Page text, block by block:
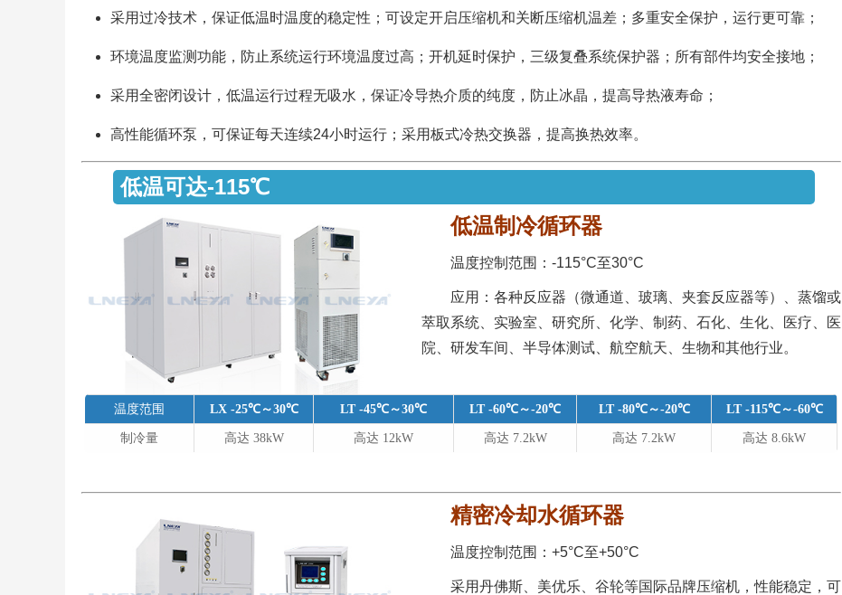
采用过冷技术，保证低温时温度的稳定性；可设定开启压缩机和关断压缩机温差；多重安全保护，运行更可靠；
环境温度监测功能，防止系统运行环境温度过高；开机延时保护，三级复叠系统保护器；所有部件均安全接地；
采用全密闭设计，低温运行过程无吸水，保证冷导热介质的纯度，防止冰晶，提高导热液寿命；
高性能循环泵，可保证每天连续24小时运行；采用板式冷热交换器，提高换热效率。
低温可达-115℃
低温制冷循环器
温度控制范围：-115°C至30°C
应用：各种反应器（微通道、玻璃、夹套反应器等）、蒸馏或
萃取系统、实验室、研究所、化学、制药、石化、生化、医疗、医
院、研发车间、半导体测试、航空航天、生物和其他行业。
温度范围 LX -25℃～30℃ LT -45℃～30℃ LT -60℃～-20℃ LT -80℃～-20℃ LT -115℃～-60℃
制冷量 高达 38kW 高达 12kW 高达 7.2kW 高达 7.2kW 高达 8.6kW
精密冷却水循环器
温度控制范围：+5°C至+50°C
采用丹佛斯、美优乐、谷轮等国际品牌压缩机，性能稳定，可